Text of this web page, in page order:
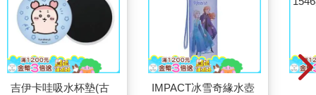
吉伊卡哇吸水杯墊(古
IMPACT冰雪奇緣水壺